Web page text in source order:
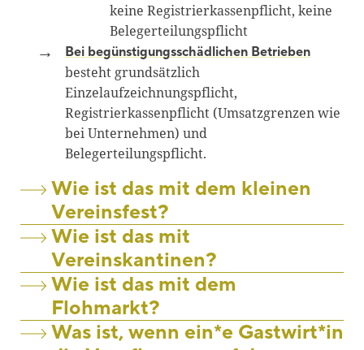
keine Registrierkassenpflicht, keine
Belegerteilungspflicht
Bei begünstigungsschädlichen Betrieben
besteht grundsätzlich
Einzelaufzeichnungspflicht,
Registrierkassenpflicht (Umsatzgrenzen wie
bei Unternehmen) und
Belegerteilungspflicht.
Wie ist das mit dem kleinen
Vereinsfest?
Wie ist das mit
Vereinskantinen?
Wie ist das mit dem
Flohmarkt?
Was ist, wenn ein*e Gastwirt*in